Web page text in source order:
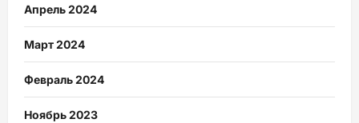
Апрель 2024
Март 2024
Февраль 2024
Ноябрь 2023